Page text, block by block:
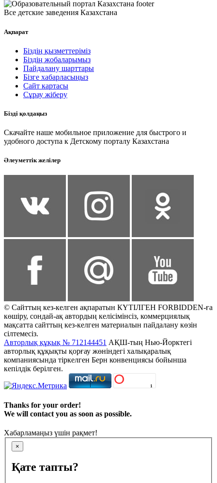
Все детские заведения Казахстана
Ақпарат
Біздің қызметтеріміз
Біздің жобаларымыз
Пайдалану шарттары
Бізге хабарласыңыз
Сайт картасы
Сұрау жіберу
Бізді қолдаңыз
Скачайте наше мобильное приложение для быстрого и
удобного доступа к Детскому порталу Казахстана
Әлеуметтік желілер
© Сайттың кез-келген ақпаратын КҮТІЛГЕН FORBIDDEN-ға
көшіру, сондай-ақ автордың келісімінсіз, коммерциялық
мақсатта сайттың кез-келген материалын пайдалану көзін
сілтемесіз.
Авторлық құқық № 712144451 АҚШ-тың Нью-Йорктегі
авторлық құқықты қорғау жөніндегі халықаралық
компаниясында тіркелген Берн конвенциясы бойынша
кепілдік берілген.
Thanks for your order!
We will contact you as soon as possible.
Хабарламаңыз үшін рақмет!
×
Қате тапты?